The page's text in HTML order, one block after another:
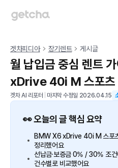
겟차피디아 장기렌트 게시글
월 납입금 중심 렌트
xDrive 40i M 스포
겟차 AI 리포터 마지막 수정일 2026.04.15
👀 오늘의 글 핵심 요약
BMW X6 xDrive 40i M 스포
정리했어요
선납금·보증금 0% / 30% 조건
건수별로 비교했어요